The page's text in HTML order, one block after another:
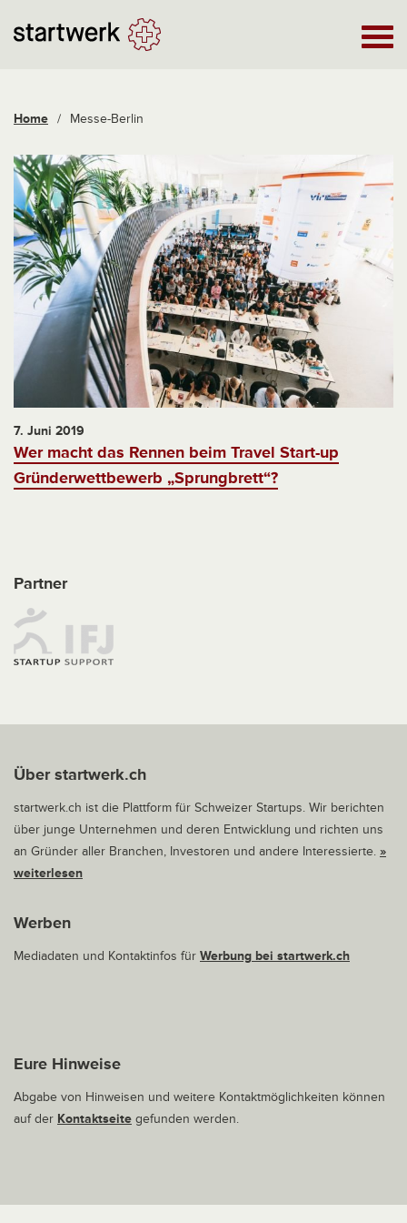
Home / Messe-Berlin
7. Juni 2019
Wer macht das Rennen beim Travel Start-up
Gründerwettbewerb „Sprungbrett“?
Partner
Über startwerk.ch
startwerk.ch ist die Plattform für Schweizer Startups. Wir berichten
über junge Unternehmen und deren Entwicklung und richten uns
an Gründer aller Branchen, Investoren und andere Interessierte. »
weiterlesen
Werben
Mediadaten und Kontaktinfos für Werbung bei startwerk.ch
Eure Hinweise
Abgabe von Hinweisen und weitere Kontaktmöglichkeiten können
auf der Kontaktseite gefunden werden.